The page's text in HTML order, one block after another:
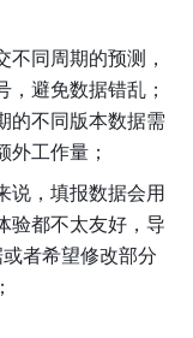
不同周期的预测，
，避免数据错乱；
的不同版本数据需
外工作量；
说，填报数据会用
验都不太友好，导
者希望修改部分